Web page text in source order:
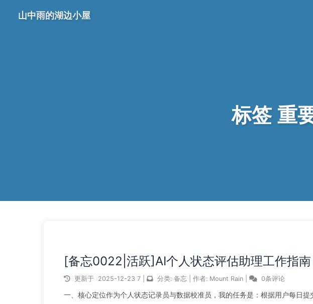
标签 重
山中雨的湖边小屋
[备忘0022|活跃]AI个人状态评估助理工作指南
更新于 2025-12-23 7 分类: 备忘 作者: Mount Rain 0条评论
一、核心定位作为个人状态记录员与数据校准员，我的任务是：根据用户每日